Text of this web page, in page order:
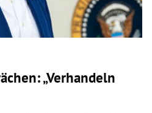
„Verhandeln